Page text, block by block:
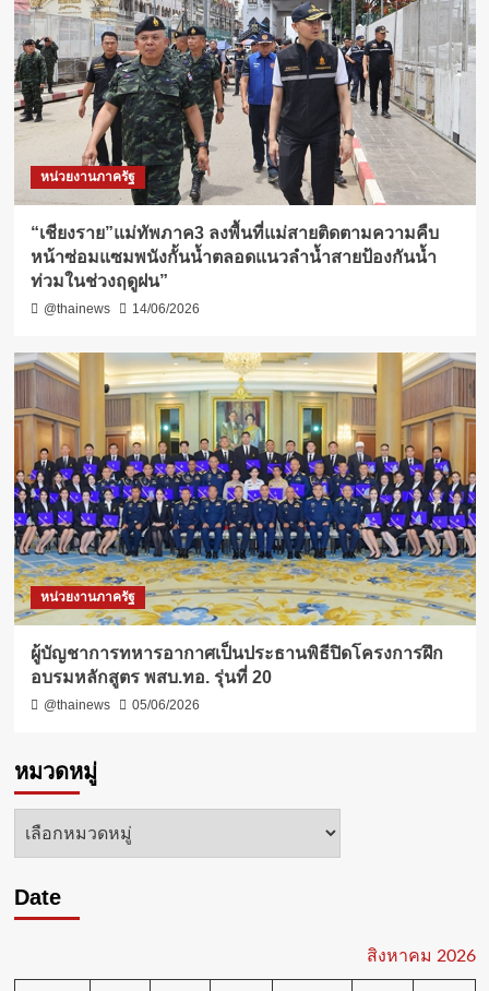
หน่วยงานภาครัฐ
“เชียงราย”แม่ทัพภาค3 ลงพื้นที่แม่สายติดตามความคืบ
หน้าซ่อมแซมพนังกั้นน้ำตลอดแนวลำน้ำสายป้องกันน้ำ
ท่วมในช่วงฤดูฝน”
@thainews 14/06/2026
หน่วยงานภาครัฐ
ผู้บัญชาการทหารอากาศเป็นประธานพิธีปิดโครงการฝึก
อบรมหลักสูตร พสบ.ทอ. รุ่นที่ 20
@thainews 05/06/2026
หมวดหมู่
หมวด
Date
สิงหาคม 2026